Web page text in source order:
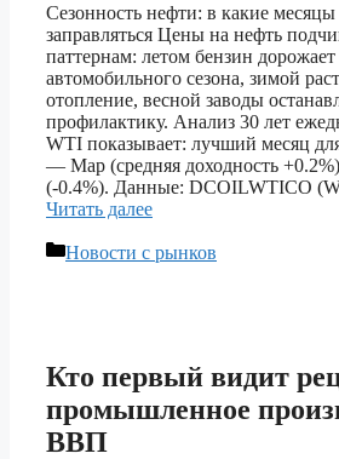
Сезонность нефти: в какие
заправляться Цены на нефть
паттернам: летом бензин дорожает
автомобильного сезона, зимой
отопление, весной заводы
профилактику. Анализ 30 лет
WTI показывает: лучший месяц
— Мар (средняя доходность
(-0.4%). Данные: DCOILWTICO
Читать далее
Рубрики
Новости с рынков
Кто первый видит
промышленное
ВВП